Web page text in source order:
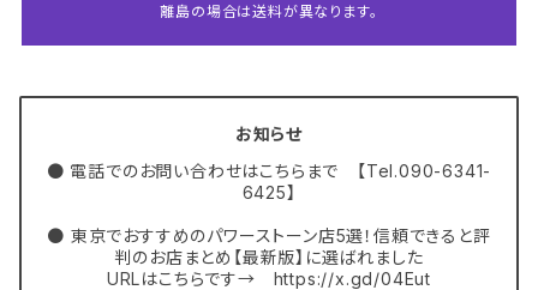
離島の場合は送料が異なります。
お知らせ
● 電話でのお問い合わせはこちらまで 【Tel.090-6341-
6425】
● 東京でおすすめのパワーストーン店5選！信頼できると評
判のお店まとめ【最新版】に選ばれました
URLはこちらです→ https://x.gd/04Eut